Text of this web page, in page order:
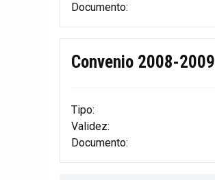
Documento:
Convenio 2008-2009
Tipo:
Validez:
Documento: